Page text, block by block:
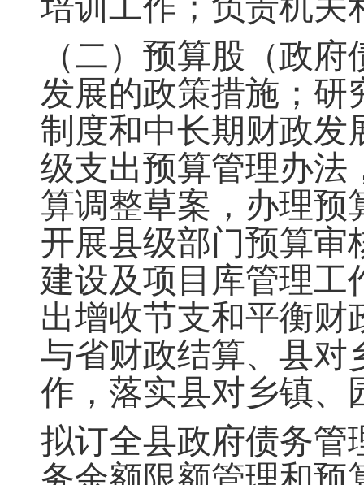
（二）预算股（政
发展的政策措施；研
制度和中长期财政发
级支出预算管理办法
算调整草案 ， 办理预
开展县级部门预算审
建设及项目库管理工
出增收节支和平衡财
与省财政结算、县对
作，落实县对乡镇、
拟订全县政府债务管